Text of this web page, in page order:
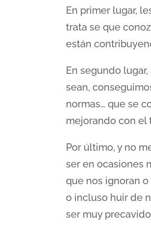
En primer lugar,
trata se que
están
En segundo
sean,
normas… que se
mejorando con el
Por último, y no
ser en ocasiones
que nos ignoran
o incluso huir de
ser muy